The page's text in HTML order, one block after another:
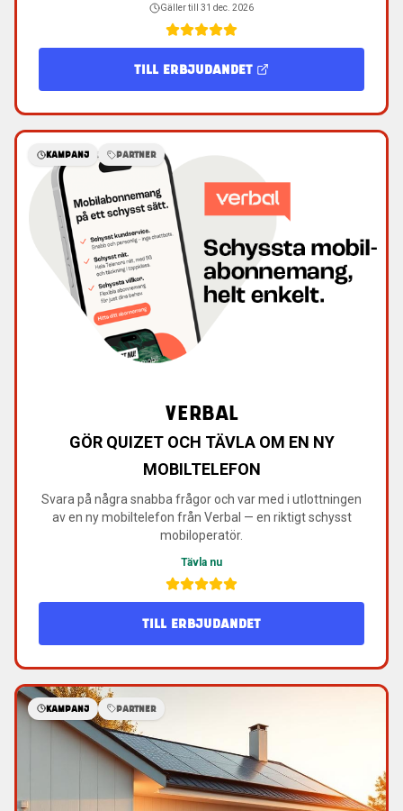
Gäller till 31 dec. 2026
TILL ERBJUDANDET
KAMPANJ PARTNER
VERBAL
GÖR QUIZET OCH TÄVLA OM EN NY
MOBILTELEFON
Svara på några snabba frågor och var med i utlottningen
av en ny mobiltelefon från Verbal — en riktigt schysst
mobiloperatör.
Tävla nu
TILL ERBJUDANDET
KAMPANJ PARTNER